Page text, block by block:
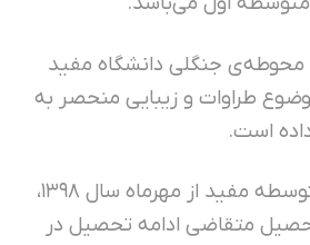
جنگلی دانشگاه مفید
و زیبایی منحصر به
است.
با افتتاح دوره دوم متوسطه مفید از مهرماه سال ۱۳۹۸،
متقاضی ادامه تحصیل در